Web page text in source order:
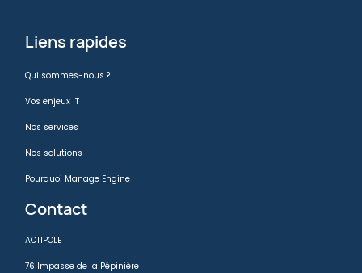
Liens rapides
Qui sommes-nous ?
Vos enjeux IT
Nos services
Nos solutions
Pourquoi Manage Engine
Contact
ACTIPOLE
76 Impasse de la Pépinière